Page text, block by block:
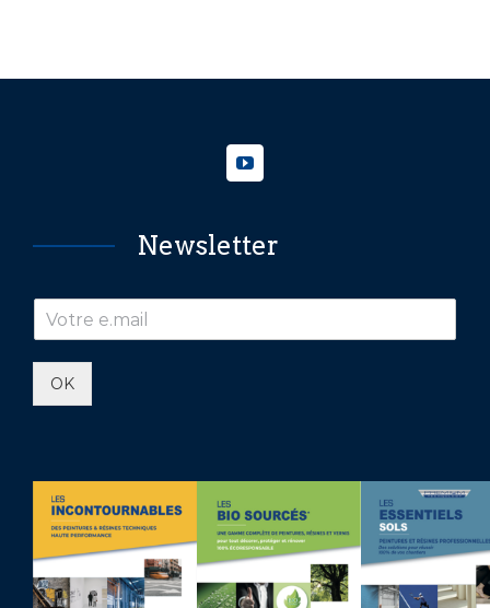
Newsletter
OK